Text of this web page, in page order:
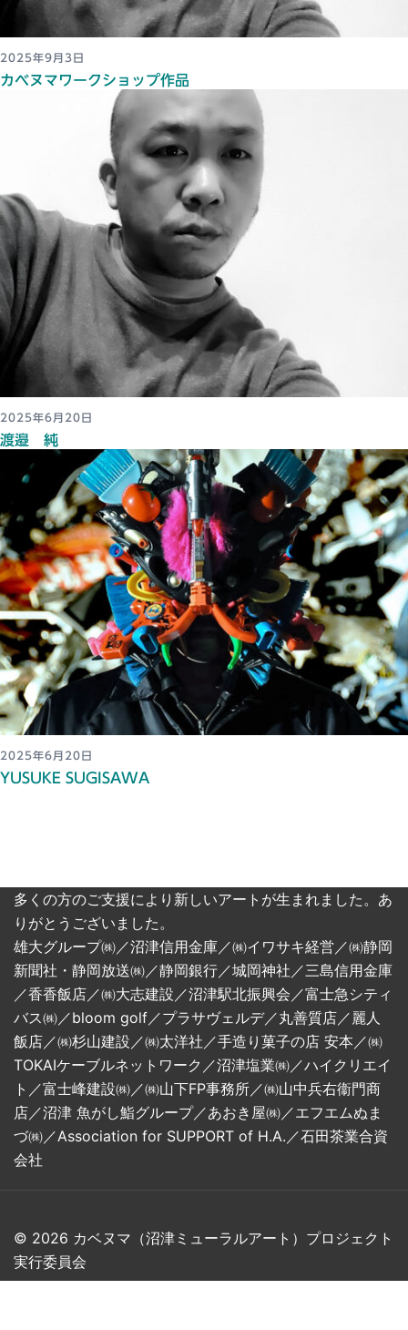
2025年9月3日
カベヌマワークショップ作品
2025年6月20日
渡邉 純
2025年6月20日
YUSUKE SUGISAWA
多くの方のご支援により新しいアートが生まれました。あ
りがとうございました。
雄⼤グループ㈱／沼津信⽤⾦庫／㈱イワサキ経営／㈱静岡
新聞社・静岡放送㈱／静岡銀⾏／城岡神社／三島信⽤⾦庫
／⾹⾹飯店／㈱⼤志建設／沼津駅北振興会／富⼠急シティ
バス㈱／bloom golf／プラサヴェルデ／丸善質店／麗⼈
飯店／㈱杉⼭建設／㈱太洋社／⼿造り菓⼦の店 安本／㈱
TOKAIケーブルネットワーク／沼津塩業㈱／ハイクリエイ
ト／富⼠峰建設㈱／㈱⼭下FP事務所／㈱⼭中兵右衞⾨商
店／沼津 ⿂がし鮨グループ／あおき屋㈱／エフエムぬま
づ㈱／Association for SUPPORT of H.A.／⽯⽥茶業合資
会社
© 2026 カベヌマ（沼津ミューラルアート）プロジェクト
実行委員会